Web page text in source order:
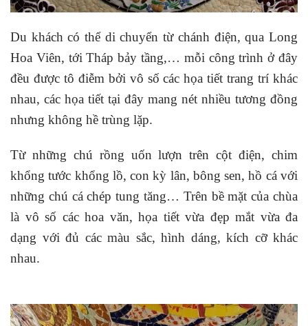
Du khách có thể di chuyển từ chánh điện, qua Long
Hoa Viên, tới Tháp bảy tầng,… mỗi công trình ở đây
đều được tô điễm bởi vô số các họa tiết trang trí khác
nhau, các họa tiết tại đây mang nét nhiều tương đồng
nhưng không hề trùng lặp.
Từ những chú rồng uốn lượn trên cột điện, chim
khổng tước khổng lồ, con kỳ lân, bông sen, hồ cá với
những chú cá chép tung tăng… Trên bề mặt của chùa
là vô số các hoa văn, họa tiết vừa đẹp mắt vừa đa
dạng với đủ các màu sắc, hình dáng, kích cỡ khác
nhau.